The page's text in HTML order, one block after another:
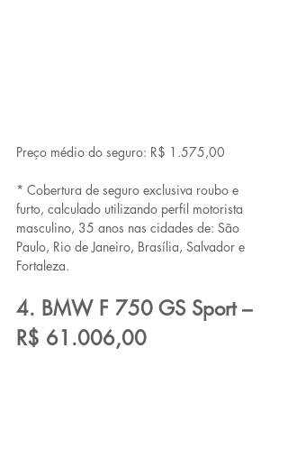
Preço médio do seguro: R$ 1.575,00
* Cobertura de seguro exclusiva roubo e
furto, calculado utilizando perfil motorista
masculino, 35 anos nas cidades de: São
Paulo, Rio de Janeiro, Brasília, Salvador e
Fortaleza.
4. BMW F 750 GS Sport –
R$ 61.006,00